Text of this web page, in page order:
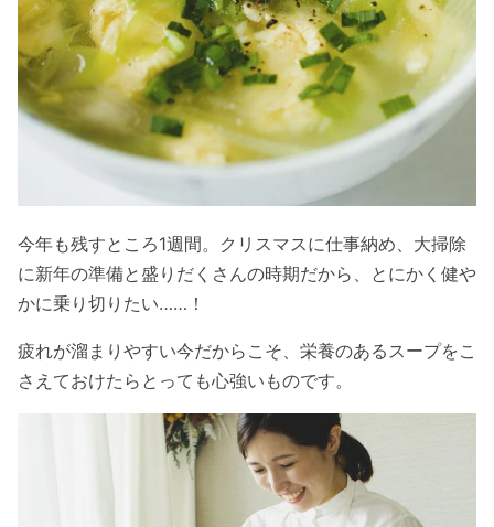
今年も残すところ1週間。クリスマスに仕事納め、大掃除
に新年の準備と盛りだくさんの時期だから、とにかく健や
かに乗り切りたい……！
疲れが溜まりやすい今だからこそ、栄養のあるスープをこ
さえておけたらとっても心強いものです。